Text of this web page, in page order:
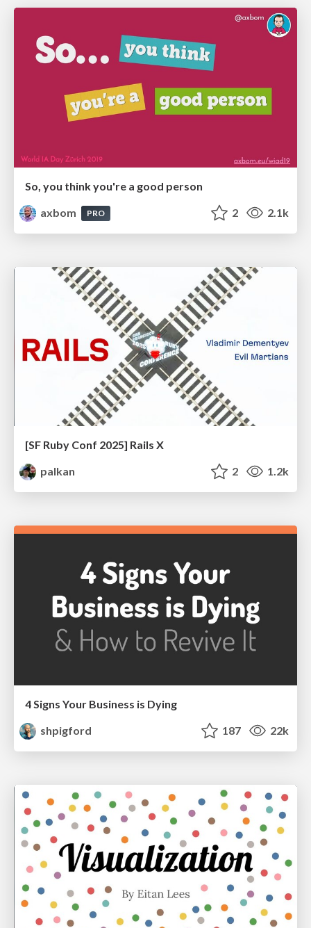
So, you think you're a good person
axbom
PRO 2 2.1k
[SF Ruby Conf 2025] Rails X
palkan
2 1.2k
4 Signs Your Business is Dying
shpigford
187 22k